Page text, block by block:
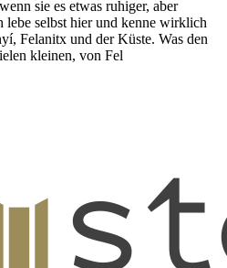
sie es etwas ruhiger, aber
lebe selbst hier und kenne wirklich
Felanitx und der Küste. Was den
kleinen, von Fel